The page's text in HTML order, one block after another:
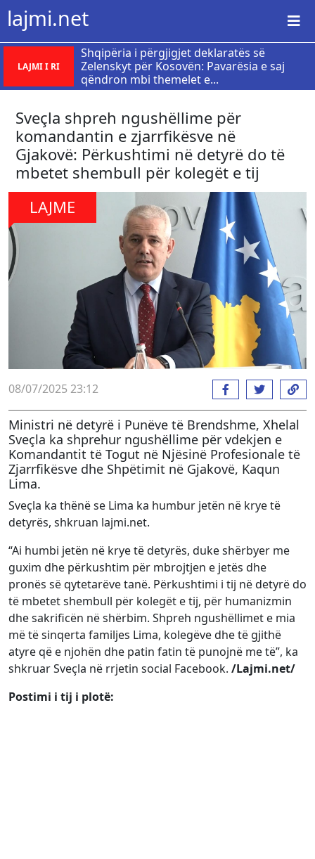
lajmi.net
LAJMI I RI
Shqipëria i përgjigjet deklaratës së
Zelenskyt për Kosovën: Pavarësia e saj
qëndron mbi themelet e...
Sveçla shpreh ngushëllime për
komandantin e zjarrfikësve në
Gjakovë: Përkushtimi në detyrë do të
mbetet shembull për kolegët e tij
LAJME
08/07/2025 23:12
Ministri në detyrë i Punëve të Brendshme, Xhelal
Sveçla ka shprehur ngushëllime për vdekjen e
Komandantit të Togut në Njësinë Profesionale të
Zjarrfikësve dhe Shpëtimit në Gjakovë, Kaqun
Lima.
Sveçla ka thënë se Lima ka humbur jetën në krye të
detyrës, shkruan lajmi.net.
“Ai humbi jetën në krye të detyrës, duke shërbyer me
guxim dhe përkushtim për mbrojtjen e jetës dhe
pronës së qytetarëve tanë. Përkushtimi i tij në detyrë do
të mbetet shembull për kolegët e tij, për humanizmin
dhe sakrificën në shërbim. Shpreh ngushëllimet e mia
më të sinqerta familjes Lima, kolegëve dhe të gjithë
atyre që e njohën dhe patin fatin të punojnë me të”, ka
shkruar Sveçla në rrjetin social Facebook. /Lajmi.net/
Postimi i tij i plotë: